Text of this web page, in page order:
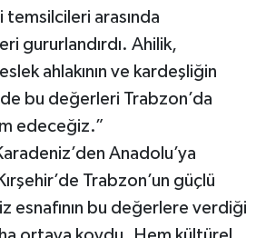
temsilcileri arasında
gururlandırdı. Ahilik,
ahlakının ve kardeşliğin
bu değerleri Trabzon’da
edeceğiz.”
Anadolu’ya
Trabzon’un güçlü
esnafının bu değerlere verdiği